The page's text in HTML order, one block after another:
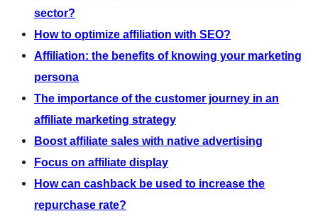
sector?
How to optimize affiliation with SEO?
Affiliation: the benefits of knowing your marketing
persona
The importance of the customer journey in an
affiliate marketing strategy
Boost affiliate sales with native advertising
Focus on affiliate display
How can cashback be used to increase the
repurchase rate?